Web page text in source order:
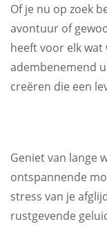
Of je nu op zoek
avontuur of
heeft voor elk
adembenemend
creëren die een
Geniet van lange
ontspannende
stress van je
rustgevende